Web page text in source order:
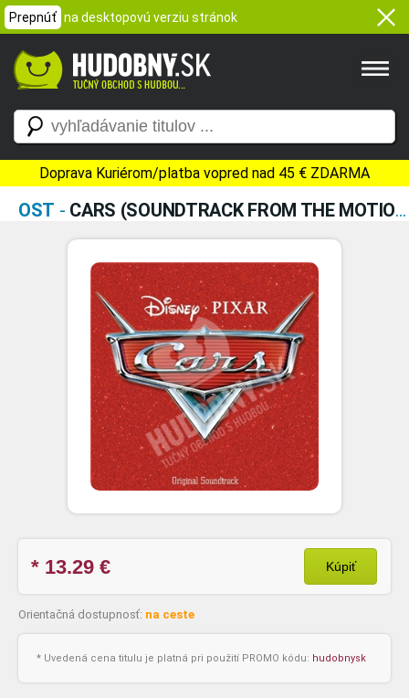
Prepnúť na desktopovú verziu stránok
Doprava Kuriérom/platba vopred nad 45 € ZDARMA
OST - CARS (SOUNDTRACK FROM THE MOTION PICTURE)
* 13.29 € Kúpiť
Orientačná dostupnosť: na ceste
* Uvedená cena titulu je platná pri použití PROMO kódu: hudobnysk